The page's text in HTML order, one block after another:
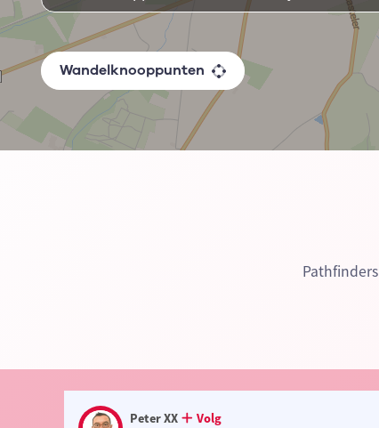
Wandelknooppunten
Peter XX
Volg